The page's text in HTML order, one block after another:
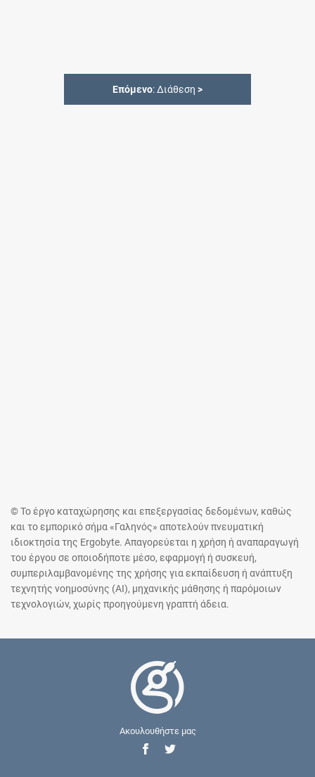
Επόμενο: Διάθεση >
© Το έργο καταχώρησης και επεξεργασίας δεδομένων, καθώς
και το εμπορικό σήμα «Γαληνός» αποτελούν πνευματική
ιδιοκτησία της Ergobyte. Απαγορεύεται η χρήση ή αναπαραγωγή
του έργου σε οποιοδήποτε μέσο, εφαρμογή ή συσκευή,
συμπεριλαμβανομένης της χρήσης για εκπαίδευση ή ανάπτυξη
τεχνητής νοημοσύνης (AI), μηχανικής μάθησης ή παρόμοιων
τεχνολογιών, χωρίς προηγούμενη γραπτή άδεια.
Ακουλουθήστε μας